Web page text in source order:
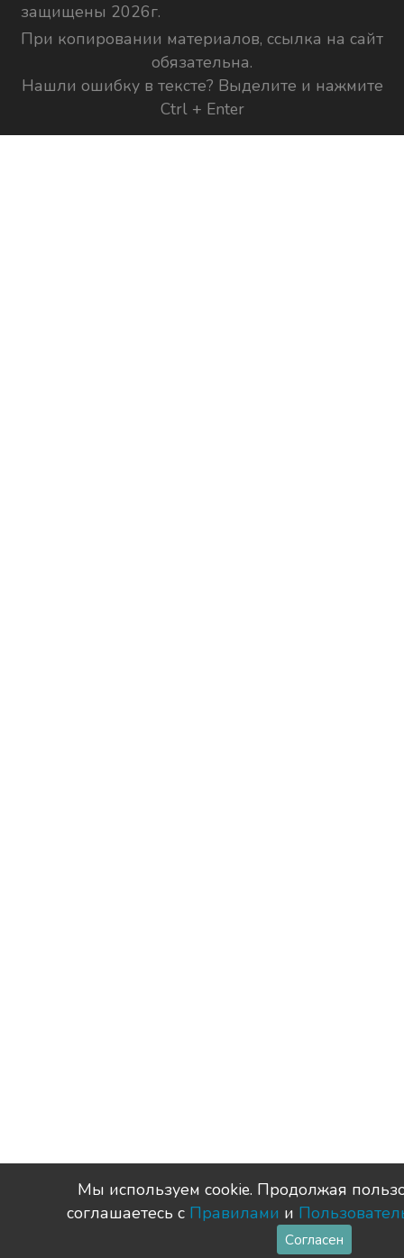
защищены 2026г.
При копировании материалов, ссылка на сайт
обязательна.
Нашли ошибку в тексте? Выделите и нажмите
Ctrl + Enter
Мы используем сookie. Продолжая
соглашаетесь с Правилами и
Согласен